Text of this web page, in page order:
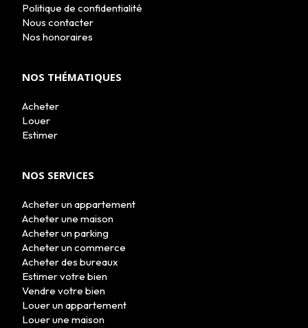
LOUER
NOS AGENCES
LE GROUPE
Politique de confidentialité
Nous contacter
Nos honoraires
NOS THÉMATIQUES
Acheter
Louer
Estimer
NOS SERVICES
Acheter un appartement
Acheter une maison
Acheter un parking
Acheter un commerce
Acheter des bureaux
Estimer votre bien
Vendre votre bien
Louer un appartement
Louer une maison